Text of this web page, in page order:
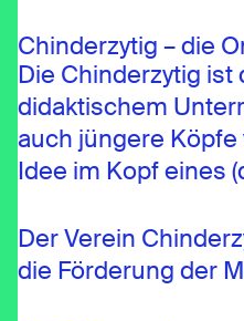
Chinderzytig – die
Die Chinderzytig
didaktischem
auch jüngere
Idee im Kopf eines
Der Verein
die Förderung der